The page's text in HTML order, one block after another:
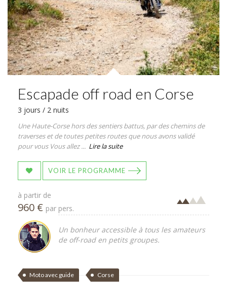
Escapade off road en Corse
3 jours / 2 nuits
Une Haute-Corse hors des sentiers battus, par des chemins de
traverses et de toutes petites routes que nous avons validé
pour vous Vous allez ... Lire la suite
VOIR LE PROGRAMME
à partir de
960 € par pers.
Un bonheur accessible à tous les amateurs
de off-road en petits groupes.
Moto avec guide Corse